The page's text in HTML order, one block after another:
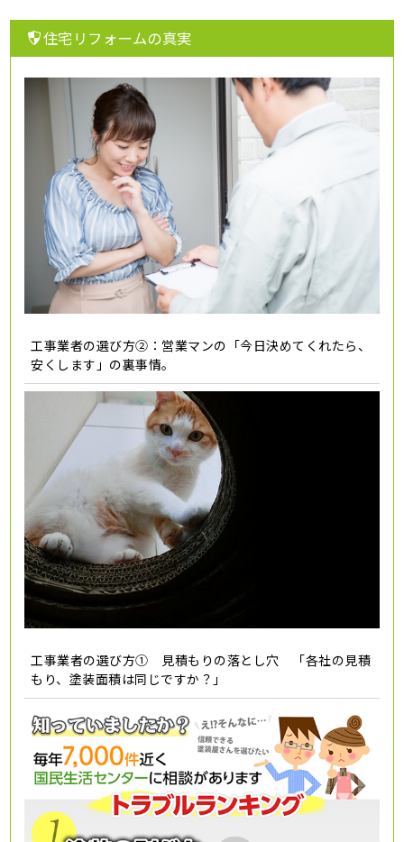
住宅リフォームの真実
工事業者の選び方②：営業マンの「今日決めてくれたら、
安くします」の裏事情。
工事業者の選び方① 見積もりの落とし穴 「各社の見積
もり、塗装面積は同じですか？」